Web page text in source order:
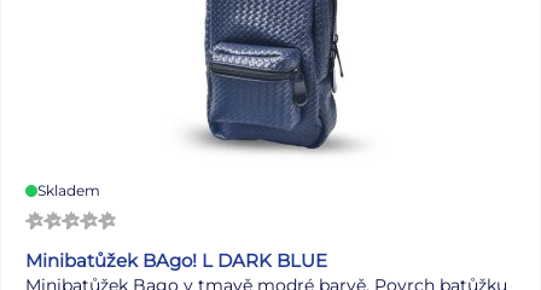
Skladem
Minibatůžek BAgo! L DARK BLUE
Minibatůžek Bago v tmavě modré barvě. Povrch batůžku